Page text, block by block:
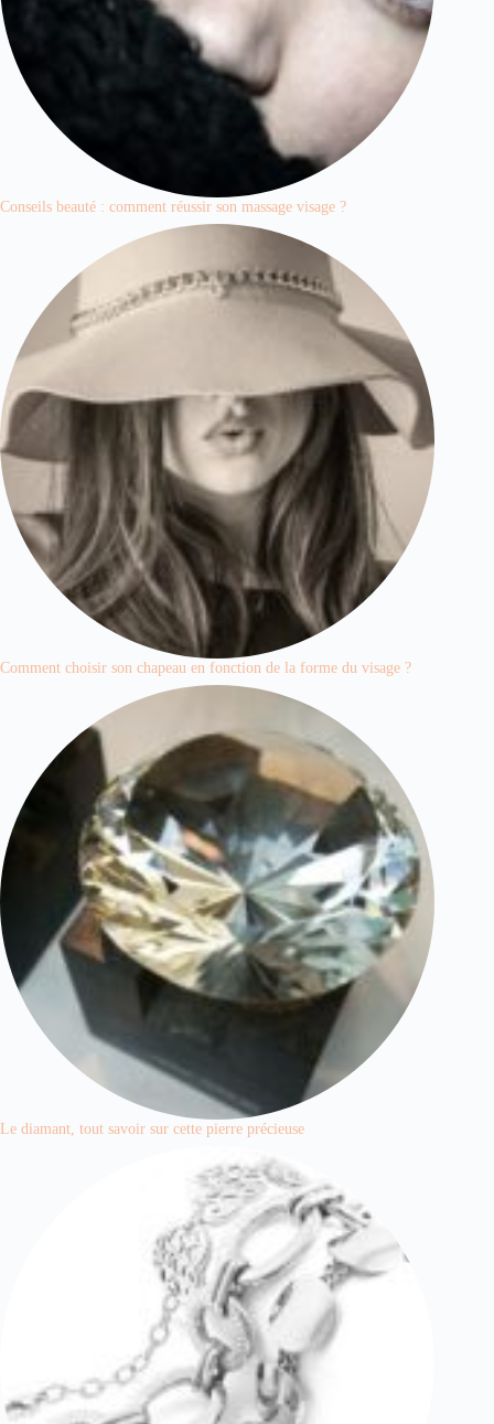
Conseils beauté : comment réussir son massage visage ?
Comment choisir son chapeau en fonction de la forme du visage ?
Le diamant, tout savoir sur cette pierre précieuse